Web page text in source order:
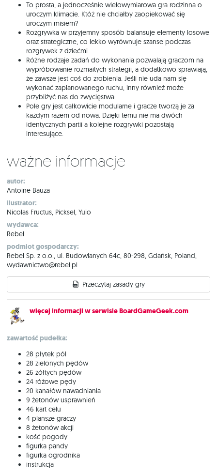
To prosta, a jednocześnie wielowymiarowa gra rodzinna o
uroczym klimacie. Któż nie chciałby zaopiekować się
uroczym misiem?
Rozgrywka w przyjemny sposób balansuje elementy losowe
oraz strategiczne, co lekko wyrównuje szanse podczas
rozgrywek z dziećmi.
Różne rodzaje zadań do wykonania pozwalają graczom na
wypróbowanie rozmaitych strategii, a dodatkowo sprawiają,
że zawsze jest coś do zrobienia. Jeśli nie uda nam się
wykonać zaplanowanego ruchu, inny również może
przybliżyć nas do zwycięstwa.
Pole gry jest całkowicie modularne i gracze tworzą je za
każdym razem od nowa. Dzięki temu nie ma dwóch
identycznych partii a kolejne rozgrywki pozostają
interesujące.
Ważne informacje
autor:
Antoine Bauza
ilustrator:
Nicolas Fructus, Picksel, Yuio
wydawca:
Rebel
podmiot gospodarczy:
Rebel Sp. z o.o., ul. Budowlanych 64c, 80-298, Gdańsk, Poland,
wydawnictwo@rebel.pl
Przeczytaj zasady gry
więcej informacji w serwisie BoardGameGeek.com
zawartość pudełka:
28 płytek pól
28 zielonych pędów
26 żółtych pędów
24 różowe pędy
20 kanałów nawadniania
9 żetonów usprawnień
46 kart celu
4 plansze graczy
8 żetonów akcji
kość pogody
figurka pandy
figurka ogrodnika
instrukcja